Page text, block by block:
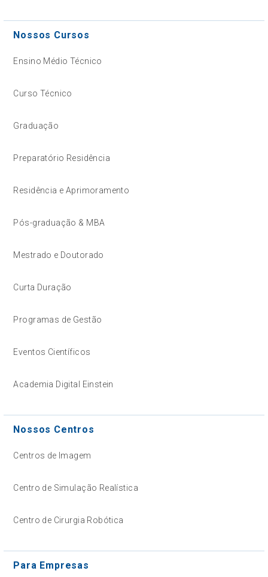
Nossos Cursos
Ensino Médio Técnico
Curso Técnico
Graduação
Preparatório Residência
Residência e Aprimoramento
Pós-graduação & MBA
Mestrado e Doutorado
Curta Duração
Programas de Gestão
Eventos Científicos
Academia Digital Einstein
Nossos Centros
Centros de Imagem
Centro de Simulação Realística
Centro de Cirurgia Robótica
Para Empresas